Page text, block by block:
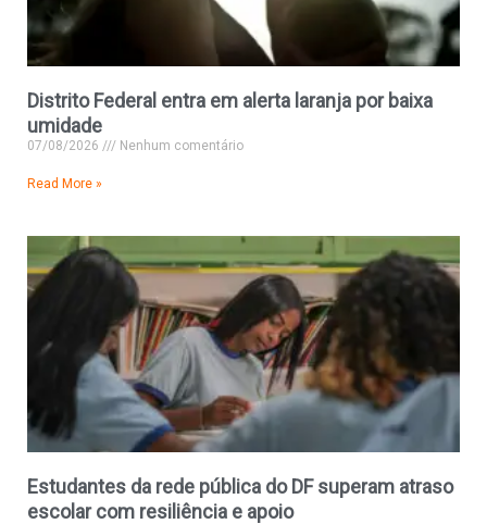
Distrito Federal entra em alerta laranja por baixa
umidade
07/08/2026 Nenhum comentário
Read More »
Estudantes da rede pública do DF superam atraso
escolar com resiliência e apoio